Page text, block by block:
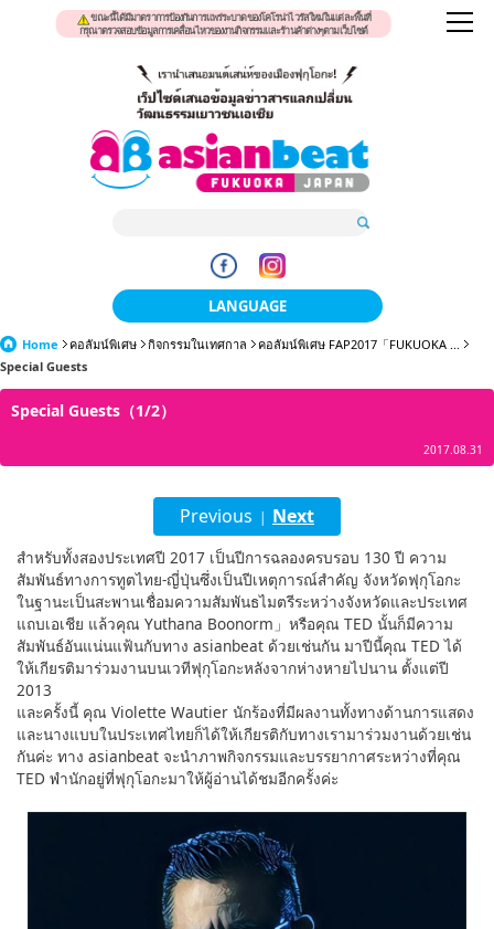
ขณะนี้ได้มีมาตราการป้องกันการแพร่ระบาดของโคโรน่าไวรัสใหม่ในแต่ละพื้นที่
กรุณาตรวจสอบข้อมูลการเคลื่อนไหวของงานกิจกรรมและร้านค้าต่างๆตามเว็บไซต์
LANGUAGE
日本語
한국어
English
ภาษาไทย
tiéng Viêt
Bahasa Indonesia
Home คอลัมน์พิเศษ กิจกรรมในเทศกาล
คอลัมน์พิเศษ FAP2017「FUKUOKA ...
Special Guests
Special Guests（1/2）
2017.08.31
Previous | Next
สำหรับทั้งสองประเทศปี 2017 เป็นปีการฉลองครบรอบ 130 ปี ความ
สัมพันธ์ทางการทูตไทย-ญี่ปุ่นซึ่งเป็นปีเหตุการณ์สำคัญ จังหวัดฟุกุโอกะ
ในฐานะเป็นสะพานเชื่อมความสัมพันธไมตรีระหว่างจังหวัดและประเทศ
แถบเอเชีย แล้วคุณ Yuthana Boonorm」หรือคุณ TED นั้นก็มีความ
สัมพันธ์อันแน่นแฟ้นกับทาง asianbeat ด้วยเช่นกัน มาปีนี้คุณ TED ได้
ให้เกียรติมาร่วมงานบนเวทีฟุกุโอกะหลังจากห่างหายไปนาน ตั้งแต่ปี
2013
และครั้งนี้ คุณ Violette Wautier นักร้องที่มีผลงานทั้งทางด้านการแสดง
และนางแบบในประเทศไทยก็ได้ให้เกียรติกับทางเรามาร่วมงานด้วยเช่น
กันค่ะ ทาง asianbeat จะนำภาพกิจกรรมและบรรยากาศระหว่างที่คุณ
TED พำนักอยู่ที่ฟุกุโอกะมาให้ผู้อ่านได้ชมอีกครั้งค่ะ